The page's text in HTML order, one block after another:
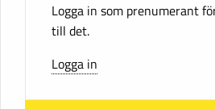
Logga in som prenumerant
till det.
Logga in